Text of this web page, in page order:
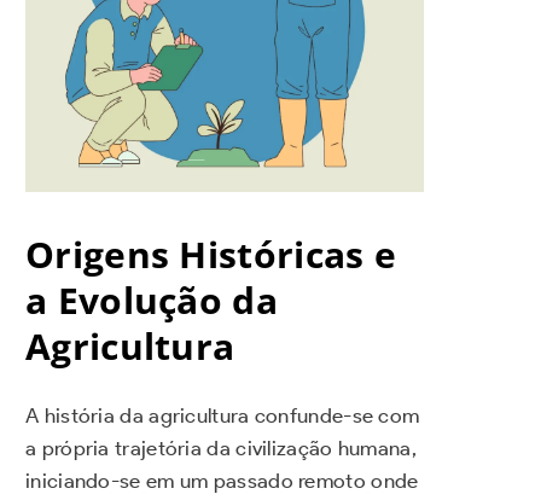
Origens Históricas e
a Evolução da
Agricultura
A história da agricultura confunde-se com
a própria trajetória da civilização humana,
iniciando-se em um passado remoto onde